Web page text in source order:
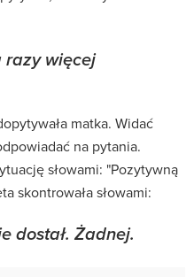
razy więcej
matka. Widać
na pytania.
słowami: "Pozytywną
skontrowała słowami:
dostał. Żadnej.